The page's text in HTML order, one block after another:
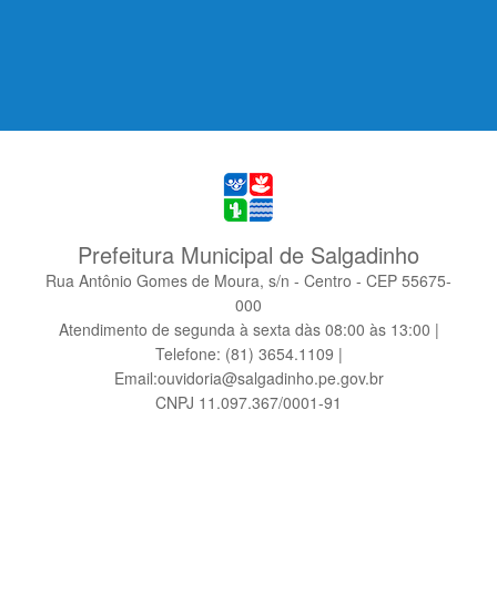
Prefeitura Municipal de Salgadinho
Rua Antônio Gomes de Moura, s/n - Centro - CEP 55675-
000
Atendimento de segunda à sexta dàs 08:00 às 13:00 |
Telefone: (81) 3654.1109 |
Email:ouvidoria@salgadinho.pe.gov.br
CNPJ 11.097.367/0001-91